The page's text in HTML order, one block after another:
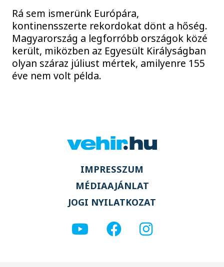
Rá sem ismerünk Európára,
kontinensszerte rekordokat dönt a hőség.
Magyarország a legforróbb országok közé
került, miközben az Egyesült Királyságban
olyan száraz júliust mértek, amilyenre 155
éve nem volt példa.
IMPRESSZUM
MÉDIAAJÁNLAT
JOGI NYILATKOZAT